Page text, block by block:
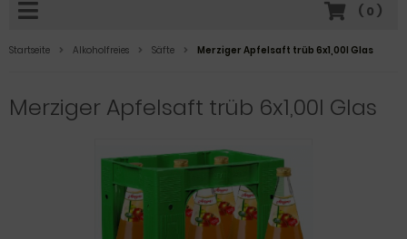
( 0 )
Startseite Alkoholfreies Säfte Merziger Apfelsaft trüb 6x1,00l Glas
Merziger Apfelsaft trüb 6x1,00l Glas